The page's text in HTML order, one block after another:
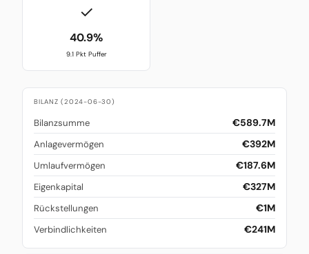
✓
40.9%
9.1 Pkt Puffer
BILANZ (2024-06-30)
Bilanzsumme €589.7M
Anlagevermögen €392M
Umlaufvermögen €187.6M
Eigenkapital €327M
Rückstellungen €1M
Verbindlichkeiten €241M